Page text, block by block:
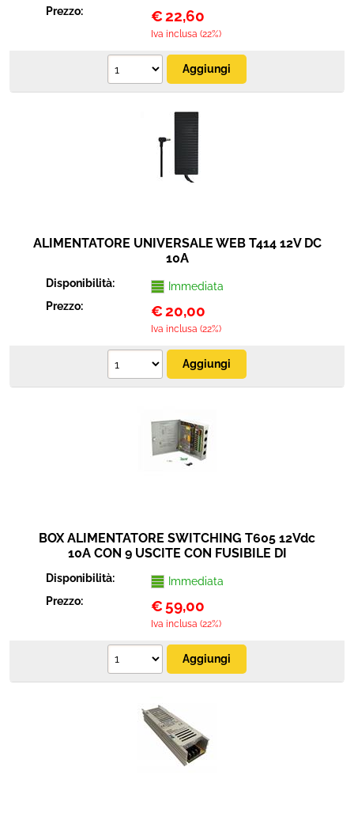
Prezzo:
€22,60
Iva inclusa (22%)
ALIMENTATORE UNIVERSALE WEB T414 12V DC
10A
Disponibilità:
Immediata
Prezzo:
€20,00
Iva inclusa (22%)
BOX ALIMENTATORE SWITCHING T605 12Vdc
10A CON 9 USCITE CON FUSIBILE DI
Disponibilità:
Immediata
Prezzo:
€ 59,00
Iva inclusa (22%)